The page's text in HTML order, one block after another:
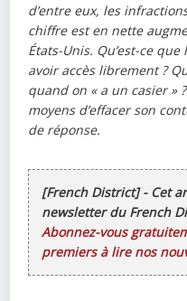
d’entre eux, les
chiffre est en nette
États-Unis. Qu’est-ce
avoir accès librement ?
quand on « a un casier »
moyens d’effacer son
de réponse.
[French District] - Cet
newsletter du French
Abonnez-vous
premiers à lire nos